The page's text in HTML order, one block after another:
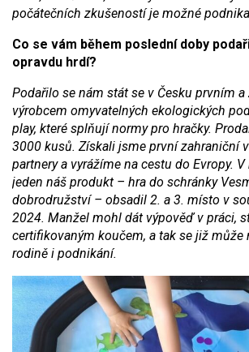
počátečních zkušeností je možné
Co se vám během poslední doby
opravdu hrdí?
Podařilo se nám stát se v Česku prvním
výrobcem omyvatelných ekologických
play, které splňují normy pro hračky.
3000 kusů. Získali jsme první zahraniční
partnery a vyrážíme na cestu do Evropy.
jeden náš produkt – hra do schránky
dobrodružství – obsadil 2. a 3. místo v
2024. Manžel mohl dát výpověď v práci,
certifikovaným koučem, a tak se již může
rodině i podnikání.